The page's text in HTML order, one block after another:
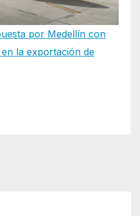
por Medellín con
la exportación de